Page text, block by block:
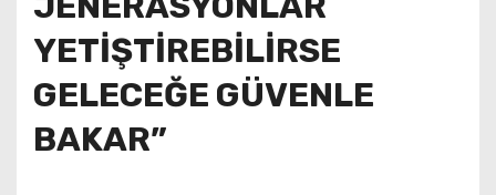
YETİŞTİREBİLİRSE
GELECEĞE GÜVENLE
BAKAR”